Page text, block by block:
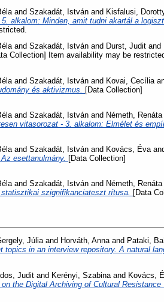
and Szakadát, István and Kisfalusi,
alkalom: Minden, amit tudni akartál a
and Szakadát, István and Durst, Judit and
Collection] Item availability may be
and Szakadát, István and Kovai, Cecília
és aktivizmus. [Data Collection]
and Szakadát, István and Németh, Renáta
vitasorozat - 3. alkalom: Elmélet és
and Szakadát, István and Kovács, Éva
esettanulmány.
[Data Collection]
and Szakadát, István and Németh, Renáta
szignifikanciateszt rítusa. [Data
Júlia and Horváth, Anna and Pataki,
in an interview repository. A natural
Judit and Kerényi, Szabina and Kovács,
the Digital Archiving of Cultural Resistance